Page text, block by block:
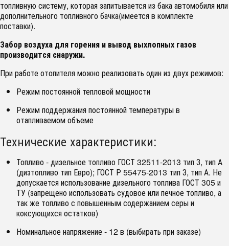
топливную систему, которая запитывается из бака автомобиля или
дополнительного топливного бачка(имеется в комплекте
поставки).
Забор воздуха для горения и вывод выхлопных газов
производится снаружи.
При работе отопителя можно реализовать один из двух режимов:
Режим постоянной тепловой мощности
Режим поддержания постоянной температуры в
отапливаемом объеме
Технические характеристики:
Топливо - дизельное топливо ГОСТ 32511-2013 тип З, тип А
(дизтопливо тип Евро); ГОСТ Р 55475-2013 тип З, тип А. Не
допускается использование дизельного топлива ГОСТ 305 и
ТУ (запрещено использовать судовое или печное топливо, а
так же топливо с повышенным содержанием серы и
коксующихся остатков)
Номинальное напряжение - 12 в (выбирать при заказе)